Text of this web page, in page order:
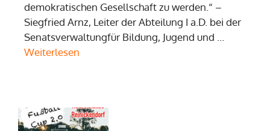
demokratischen Gesellschaft zu werden.“ –
Siegfried Arnz, Leiter der Abteilung I a.D. bei der
Senatsverwaltungfür Bildung, Jugend und …
Weiterlesen